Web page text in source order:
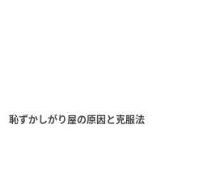
恥ずかしがり屋の原因と克服法